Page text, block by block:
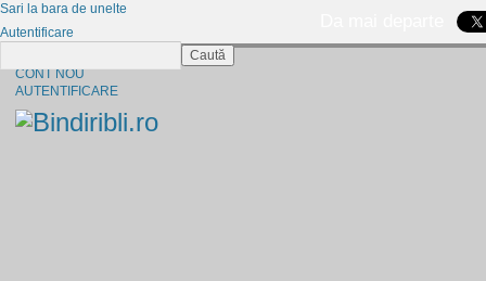
CONT NOU
AUTENTIFICARE
Sari la bara de unelte
Autentificare
Caută